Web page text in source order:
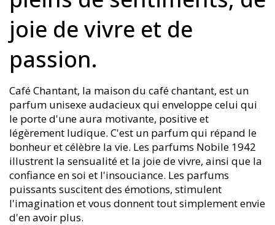
joie de vivre et de
passion.
Café Chantant, la maison du café chantant, est un
parfum unisexe audacieux qui enveloppe celui qui
le porte d'une aura motivante, positive et
légèrement ludique. C'est un parfum qui répand le
bonheur et célèbre la vie. Les parfums Nobile 1942
illustrent la sensualité et la joie de vivre, ainsi que la
confiance en soi et l'insouciance. Les parfums
puissants suscitent des émotions, stimulent
l'imagination et vous donnent tout simplement envie
d'en avoir plus.